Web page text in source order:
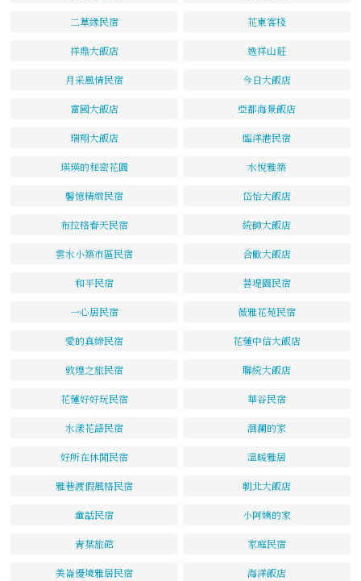
二草緣民宿 花東客棧
祥鼎大飯店 逸祥山莊
月采風情民宿 今日大飯店
富國大飯店 亞都海景飯店
瑞翔大飯店 臨洋港民宿
瑛瑛的秘密花園 水悅雅築
馨憶精緻民宿 岱怡大飯店
布拉格春天民宿 統帥大飯店
雲水小築市區民宿 合歡大飯店
和平民宿 菩堤園民宿
一心居民宿 薇雅花苑民宿
愛的真締民宿 花蓮中信大飯店
敦煌之旅民宿 聯統大飯店
花蓮好好玩民宿 華谷民宿
水漾花語民宿 洄瀾的家
好所在休閒民宿 溫暖雅居
雅巷渡假風格民宿 朝北大飯店
童話民宿 小阿姨的家
青葉旅館 家庭民宿
美崙優境雅居民宿 海洋飯店